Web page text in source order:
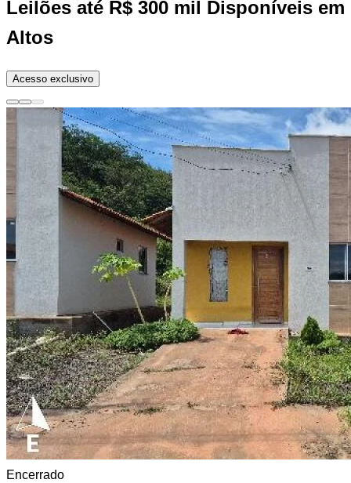
Leilões até R$ 300 mil Disponíveis em
Altos
Acesso exclusivo
Encerrado